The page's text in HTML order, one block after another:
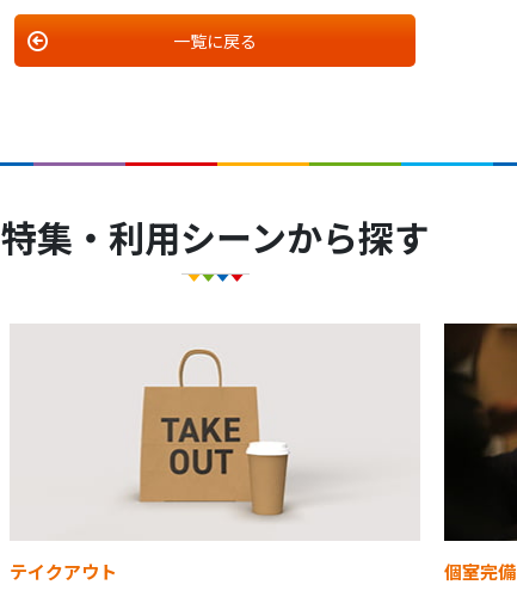
一覧に戻る
特集・利用シーンから探す
テイクアウト 個室完備